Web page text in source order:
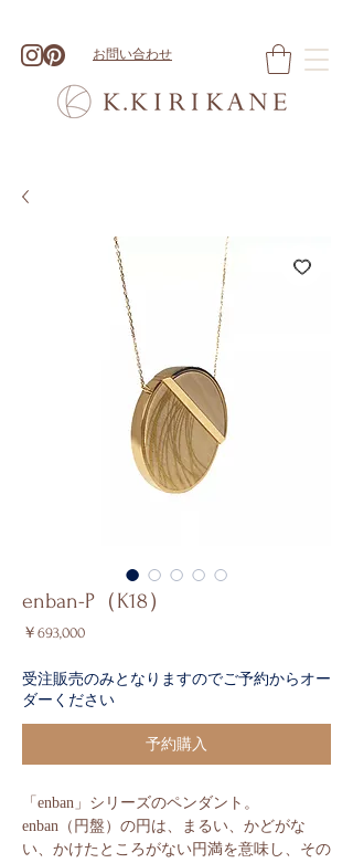
お問い合わせ
enban-P（K18）
￥693,000価
受注販売のみとなりますのでご予約からオー
ダーください
予約購入
「enban」シリーズのペンダント。
enban（円盤）の円は、まるい、かどがな
い、かけたところがない円満を意味し、その